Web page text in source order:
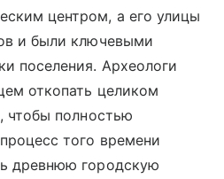
центром, а его улицы
и были ключевыми
поселения. Археологи
откопать целиком
чтобы полностью
того времени
древнюю городскую